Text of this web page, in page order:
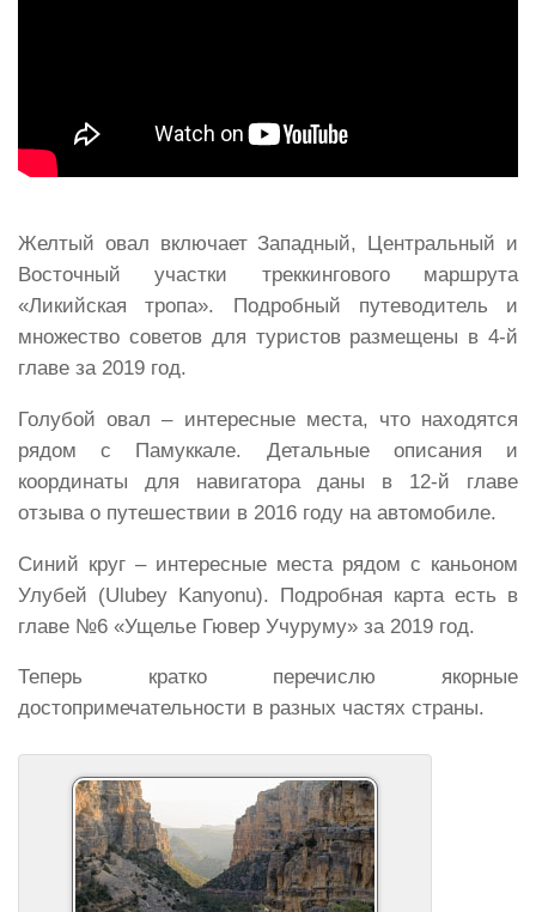
Желтый овал включает Западный, Центральный и
Восточный участки треккингового маршрута
«Ликийская тропа». Подробный путеводитель и
множество советов для туристов размещены в 4-й
главе за 2019 год.
Голубой овал – интересные места, что находятся
рядом с Памуккале. Детальные описания и
координаты для навигатора даны в 12-й главе
отзыва о путешествии в 2016 году на автомобиле.
Синий круг – интересные места рядом с каньоном
Улубей (Ulubey Kanyonu). Подробная карта есть в
главе №6 «Ущелье Гювер Учуруму» за 2019 год.
Теперь кратко перечислю якорные
достопримечательности в разных частях страны.